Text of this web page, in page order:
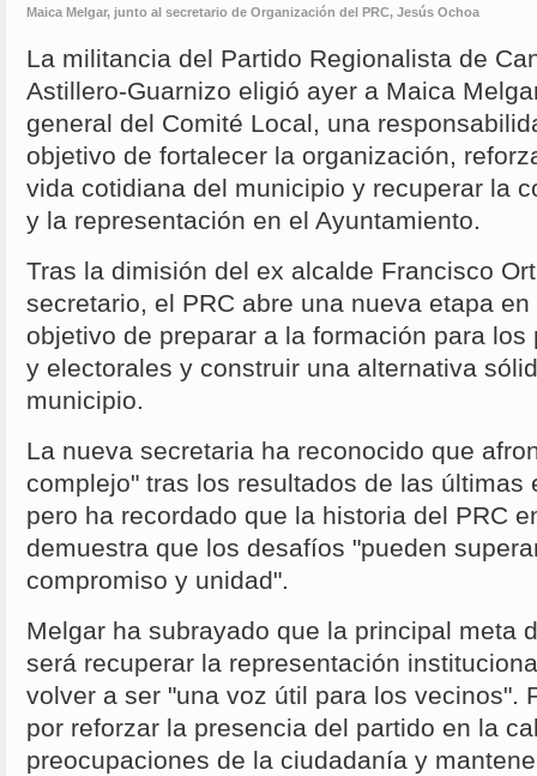
Maica Melgar, junto al secretario de Organización del PRC, Jesús Ochoa
La militancia del Partido Regionalista de
Astillero-Guarnizo eligió ayer a Maica
general del Comité Local, una
objetivo de fortalecer la organización,
vida cotidiana del municipio y recuperar la
y la representación en el Ayuntamiento.
Tras la dimisión del ex alcalde Francisco
secretario, el PRC abre una nueva etapa
objetivo de preparar a la formación para
y electorales y construir una alternativa
municipio.
La nueva secretaria ha reconocido que
complejo" tras los resultados de las últimas
pero ha recordado que la historia del PRC
demuestra que los desafíos "pueden
compromiso y unidad".
Melgar ha subrayado que la principal meta
será recuperar la representación
volver a ser "una voz útil para los vecinos".
por reforzar la presencia del partido en la
preocupaciones de la ciudadanía y